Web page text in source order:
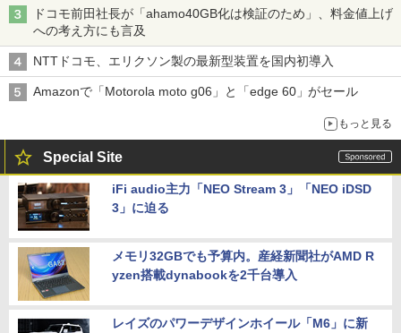
ドコモ前田社長が「ahamo40GB化は検証のため」、料金値上げ
への考え方にも言及
NTTドコモ、エリクソン製の最新型装置を国内初導入
Amazonで「Motorola moto g06」と「edge 60」がセール
もっと見る
Special Site
iFi audio主力「NEO Stream 3」「NEO iDSD
3」に迫る
メモリ32GBでも予算内。産経新聞社がAMD R
yzen搭載dynabookを2千台導入
レイズのパワーデザインホイール「M6」に新